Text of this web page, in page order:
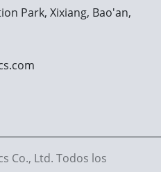
Park, Xixiang, Bao'an,
Co., Ltd. Todos los